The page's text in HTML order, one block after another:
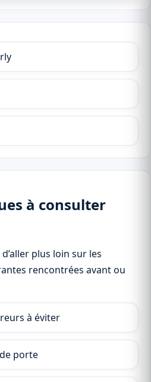
à consulter
plus loin sur les
rencontrées avant ou
à éviter
porte